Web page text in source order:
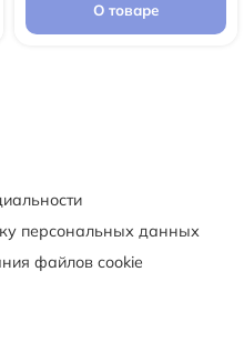
О товаре
персональных данных
файлов cookie